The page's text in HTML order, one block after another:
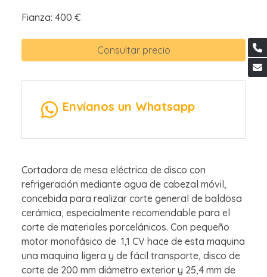
Fianza: 400 €
Consultar precio
Envíanos un Whatsapp
Cortadora de mesa eléctrica de disco con
refrigeración mediante agua de cabezal móvil,
concebida para realizar corte general de baldosa
cerámica, especialmente recomendable para el
corte de materiales porcelánicos. Con pequeño
motor monofásico de 1,1 CV hace de esta maquina
una maquina ligera y de fácil transporte, disco de
corte de 200 mm diámetro exterior y 25,4 mm de